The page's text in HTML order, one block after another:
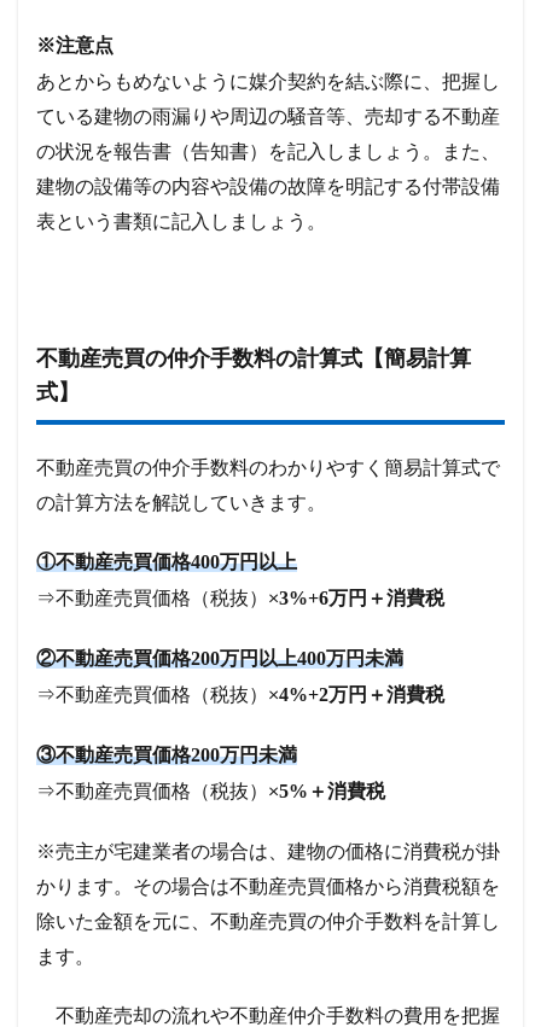
※注意点
あとからもめないように媒介契約を結ぶ際に、把握し
ている建物の雨漏りや周辺の騒音等、売却する不動産
の状況を報告書（告知書）を記入しましょう。また、
建物の設備等の内容や設備の故障を明記する付帯設備
表という書類に記入しましょう。
不動産売買の仲介手数料の計算式【簡易計算
式】
不動産売買の仲介手数料のわかりやすく簡易計算式で
の計算方法を解説していきます。
①不動産売買価格400万円以上
⇒不動産売買価格（税抜）×3%+6万円＋消費税
②不動産売買価格200万円以上400万円未満
⇒不動産売買価格（税抜）×4%+2万円＋消費税
③不動産売買価格200万円未満
⇒不動産売買価格（税抜）×5%＋消費税
※売主が宅建業者の場合は、建物の価格に消費税が掛
かります。その場合は不動産売買価格から消費税額を
除いた金額を元に、不動産売買の仲介手数料を計算し
ます。
不動産売却の流れや不動産仲介手数料の費用を把握